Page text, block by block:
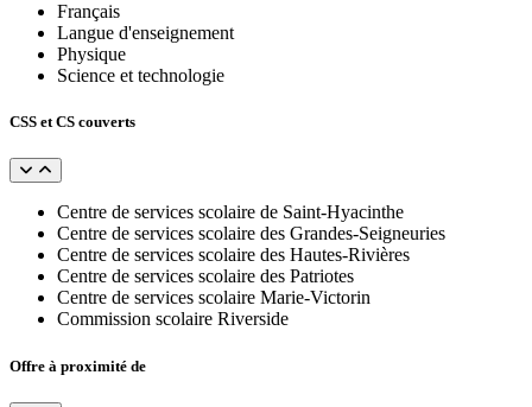
Français
Langue d'enseignement
Physique
Science et technologie
CSS et CS couverts
Centre de services scolaire de Saint-Hyacinthe
Centre de services scolaire des Grandes-Seigneuries
Centre de services scolaire des Hautes-Rivières
Centre de services scolaire des Patriotes
Centre de services scolaire Marie-Victorin
Commission scolaire Riverside
Offre à proximité de